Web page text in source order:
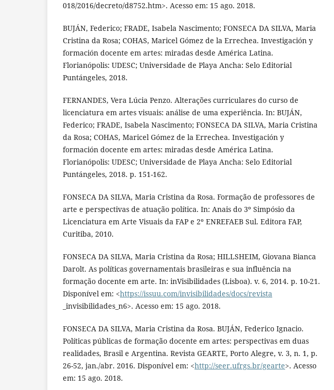
018/2016/decreto/d8752.htm>. Acesso em: 15 ago. 2018.
BUJÁN, Federico; FRADE, Isabela Nascimento; FONSECA DA SILVA, Maria
Cristina da Rosa; COHAS, Maricel Gómez de la Errechea. Investigación y
formación docente em artes: miradas desde América Latina.
Florianópolis: UDESC; Universidade de Playa Ancha: Selo Editorial
Puntángeles, 2018.
FERNANDES, Vera Lúcia Penzo. Alterações curriculares do curso de
licenciatura em artes visuais: análise de uma experiência. In: BUJÁN,
Federico; FRADE, Isabela Nascimento; FONSECA DA SILVA, Maria Cristina
da Rosa; COHAS, Maricel Gómez de la Errechea. Investigación y
formación docente em artes: miradas desde América Latina.
Florianópolis: UDESC; Universidade de Playa Ancha: Selo Editorial
Puntángeles, 2018. p. 151-162.
FONSECA DA SILVA, Maria Cristina da Rosa. Formação de professores de
arte e perspectivas de atuação política. In: Anais do 3º Simpósio da
Licenciatura em Arte Visuais da FAP e 2º ENREFAEB Sul. Editora FAP,
Curitiba, 2010.
FONSECA DA SILVA, Maria Cristina da Rosa; HILLSHEIM, Giovana Bianca
Darolt. As políticas governamentais brasileiras e sua influência na
formação docente em arte. In: inVisibilidades (Lisboa). v. 6, 2014. p. 10-21.
Disponível em: <https://issuu.com/invisibilidades/docs/revista
_invisibilidades_n6>. Acesso em: 15 ago. 2018.
FONSECA DA SILVA, Maria Cristina da Rosa. BUJÁN, Federico Ignacio.
Políticas públicas de formação docente em artes: perspectivas em duas
realidades, Brasil e Argentina. Revista GEARTE, Porto Alegre, v. 3, n. 1, p.
26-52, jan./abr. 2016. Disponível em: <http://seer.ufrgs.br/gearte>. Acesso
em: 15 ago. 2018.